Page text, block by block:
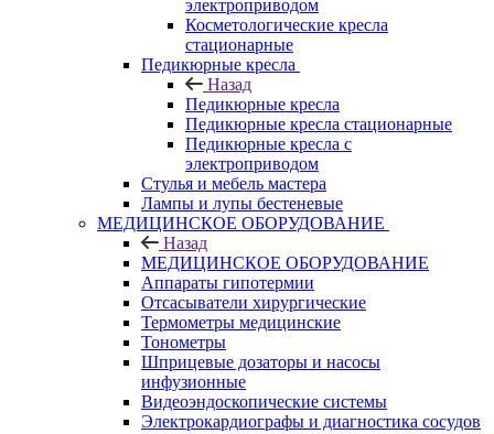
электроприводом
Косметологические кресла
стационарные
Педикюрные кресла
Назад
Педикюрные кресла
Педикюрные кресла стационарные
Педикюрные кресла с
электроприводом
Стулья и мебель мастера
Лампы и лупы бестеневые
МЕДИЦИНСКОЕ ОБОРУДОВАНИЕ
Назад
МЕДИЦИНСКОЕ ОБОРУДОВАНИЕ
Аппараты гипотермии
Отсасыватели хирургические
Термометры медицинские
Тонометры
Шприцевые дозаторы и насосы
инфузионные
Видеоэндоскопические системы
Электрокардиографы и диагностика сосудов